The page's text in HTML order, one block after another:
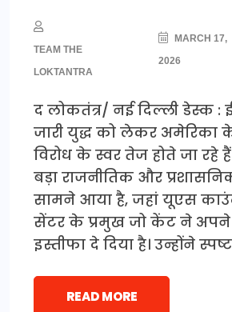
TEAM THE
LOKTANTRA
MARCH 17,
2026
द लोकतंत्र/ नई दिल्ली डेस्क :
जारी युद्ध को लेकर अमेरिका
विरोध के स्वर तेज होते जा रहे
बड़ा राजनीतिक और
सामने आया है, जहां यूएस
सेंटर के प्रमुख जो केंट ने
इस्तीफा दे दिया है। उन्होंने
READ MORE